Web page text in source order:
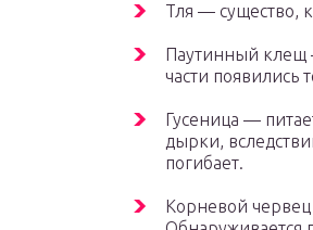
Тля — существо,
Паутинный клещ
части появились
Гусеница —
дырки,
погибает.
Корневой